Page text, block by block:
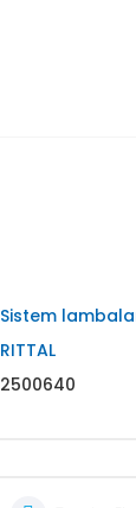
Sistem
RITTAL
2500640